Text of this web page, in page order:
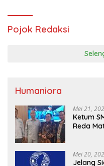
Pojok Redaksi
Humaniora
Mei 21,
Ketum
Reda
MBG,
Mei 20,
Jelang